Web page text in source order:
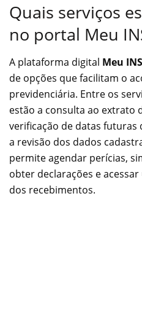
Quais serviços
no portal Meu
A plataforma digital Meu
de opções que facilitam o
previdenciária. Entre os
estão a consulta ao extrato
verificação de datas futuras
a revisão dos dados
permite agendar perícias,
obter declarações e
dos recebimentos.